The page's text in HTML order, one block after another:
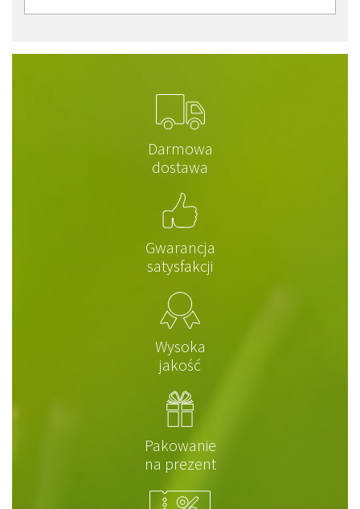
Darmowa
dostawa
Gwarancja
satysfakcji
Wysoka
jakość
Pakowanie
na prezent